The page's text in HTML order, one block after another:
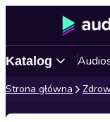
Katalog
Strona główna